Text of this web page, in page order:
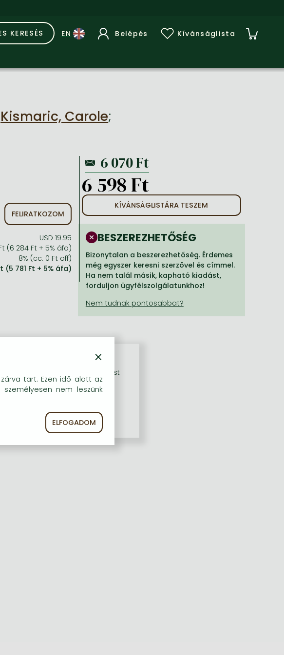
KERESÉS Belépés Kívánságlista
Kismaric, Carole;
FELIRATKOZOM
USD 19.95
(6 284 Ft + 5% áfa)
8% (cc. 0 Ft off)
(5 781 Ft + 5% áfa)
6 598 Ft
KÍVÁNSÁGLISTÁRA TESZEM
BESZEREZHETŐSÉG
Bizonytalan a beszerezhetőség. Érdemes
még egyszer keresni szerzővel és címmel.
Ha nem talál másik, kapható kiadást,
forduljon ügyfélszolgálatunkhoz!
×
tart. Ezen idő alatt az
nem leszünk
ELFOGADOM
hogy teljesebb körű szolgáltatást